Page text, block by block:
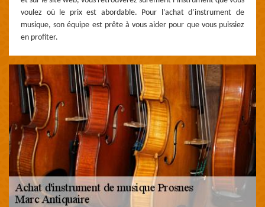
voulez où le prix est abordable. Pour l’achat d’instrument de
musique, son équipe est prête à vous aider pour que vous puissiez
en profiter.